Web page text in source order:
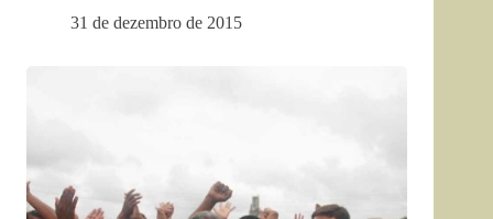
31 de dezembro de 2015